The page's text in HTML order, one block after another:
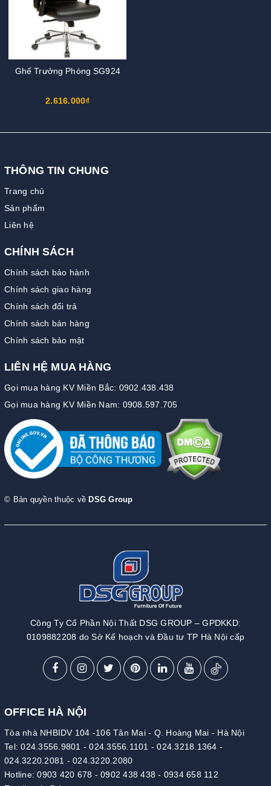
Ghế Trưởng Phòng SG924
2.616.000₫
THÔNG TIN CHUNG
Trang chủ
Sản phẩm
Liên hệ
CHÍNH SÁCH
Chính sách bảo hành
Chính sách giao hàng
Chính sách đổi trả
Chính sách bán hàng
Chính sách bảo mật
LIÊN HỆ MUA HÀNG
Gọi mua hàng KV Miền Bắc: 0902.438.438
Gọi mua hàng KV Miền Nam: 0908.597.705
© Bản quyền thuộc về DSG Group
Công Ty Cổ Phần Nội Thất DSG GROUP – GPDKKD:
0109882208 do Sở Kế hoạch và Đầu tư TP Hà Nội cấp
OFFICE HÀ NỘI
Tòa nhà NHBIDV 104 -106 Tân Mai - Q. Hoàng Mai - Hà Nội
Tel:024.3556.9801 -024.3556.1101 -024.3218.1364 -
024.3220.2081 - 024.3220.2080
Hotline:0903 420 678 - 0902 438 438 - 0934 658 112